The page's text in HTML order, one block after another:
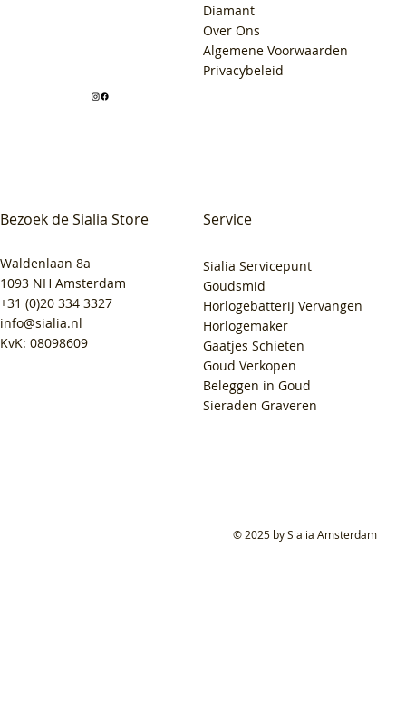
Bezoek de Sialia Store
Waldenlaan 8a
1093 NH Amsterdam
+31 (0)20 334 3327
info@sialia.nl
KvK: 08098609
Diamant
Over Ons
Algemene Voorwaarden
Privacybeleid
Service
Sialia Servicepunt
Goudsmid
Horlogebatterij Vervangen
Horlogemaker
Gaatjes Schieten
Goud Verkopen
Beleggen in Goud
Sieraden Graveren
© 2025 by Sialia Amsterdam